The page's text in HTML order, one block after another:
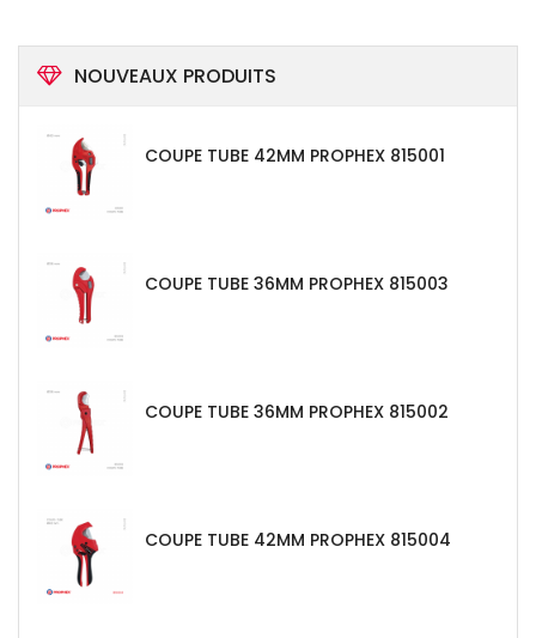
NOUVEAUX PRODUITS
COUPE TUBE 42MM PROPHEX 815001
COUPE TUBE 36MM PROPHEX 815003
COUPE TUBE 36MM PROPHEX 815002
COUPE TUBE 42MM PROPHEX 815004